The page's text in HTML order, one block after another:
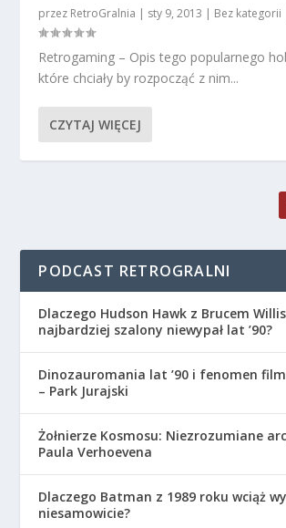
przez RetroGralnia | sty 9, 2013 | Bez kategorii
Retrogaming – Opis tego popularnego
które chciały by rozpocząć z nim...
CZYTAJ WIĘCEJ
PODCAST RETROGRALNI
Dlaczego Hudson Hawk z Brucem
najbardziej szalony niewypał lat ’90?
Dinozauromania lat ’90 i fenomen
– Park Jurajski
Żołnierze Kosmosu: Niezrozumiane
Paula Verhoevena
Dlaczego Batman z 1989 roku wciąż
niesamowicie?